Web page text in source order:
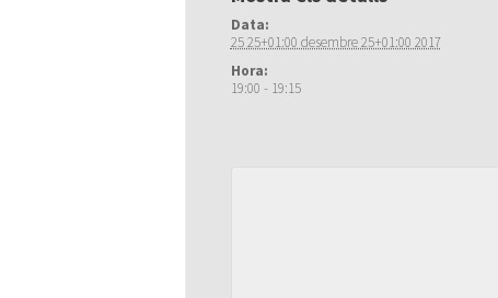
Data:
25 25+01:00 desembre 25+01:00 2017
Hora:
19:00 - 19:15